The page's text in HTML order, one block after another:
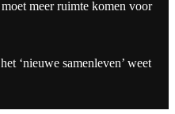
meer ruimte komen voor
‘nieuwe samenleven’ weet